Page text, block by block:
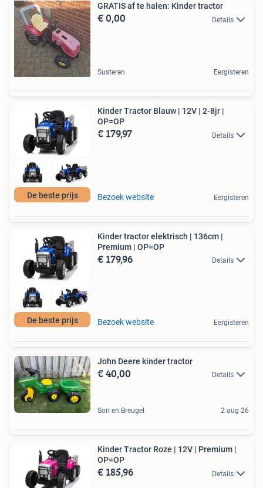
GRATIS af te halen: Kinder tractor
€ 0,00 Details
Susteren Eergisteren
De beste prijs
Kinder Tractor Blauw | 12V | 2-8jr |
OP=OP
€ 179,97 Details
Bezoek website Eergisteren
De beste prijs
Kinder tractor elektrisch | 136cm |
Premium | OP=OP
€ 179,96 Details
Bezoek website Eergisteren
John Deere kinder tractor
€ 40,00 Details
Son en Breugel 2 aug 26
Kinder Tractor Roze | 12V | Premium |
OP=OP
€ 185,96 Details